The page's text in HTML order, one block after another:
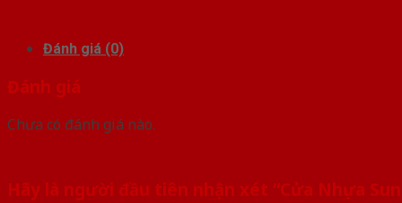
Đánh giá (0)
Đánh giá
Chưa có đánh giá nào.
Hãy là người đầu tiên nhận xét “Cửa Nhựa